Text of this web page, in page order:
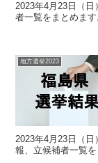
2023年4月23日（
者一覧をまとめます
地方選挙2023
2023年4月23日（
報、立候補者一覧を